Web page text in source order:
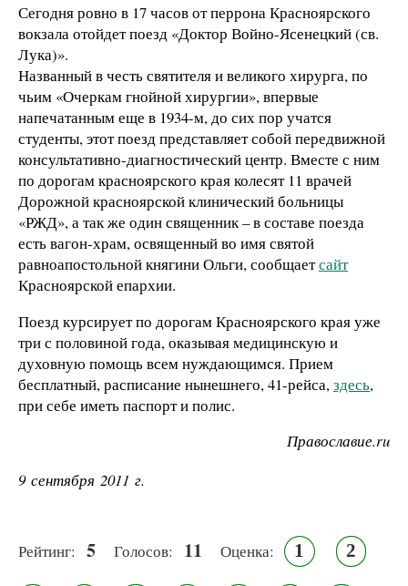
Сегодня ровно в 17 часов от перрона Красноярского
вокзала отойдет поезд «Доктор Войно-Ясенецкий (св.
Лука)».
Названный в честь святителя и великого хирурга, по
чьим «Очеркам гнойной хирургии», впервые
напечатанным еще в 1934-м, до сих пор учатся
студенты, этот поезд представляет собой передвижной
консультативно-диагностический центр. Вместе с ним
по дорогам красноярского края колесят 11 врачей
Дорожной красноярской клинический больницы
«РЖД», а так же один священник–в составе поезда
есть вагон-храм, освященный во имя святой
равноапостольной княгини Ольги, сообщаетсайт
Красноярской епархии.
Поезд курсирует по дорогам Красноярского края уже
три с половиной года, оказывая медицинскую и
духовную помощь всем нуждающимся. Прием
бесплатный, расписание нынешнего, 41-рейса, здесь,
при себе иметь паспорт и полис.
Православие.ru
9 сентября 2011 г.
Рейтинг: 5 Голосов: 11 Оценка: 1 2